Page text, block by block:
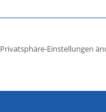
Privatsphäre-Einstellungen